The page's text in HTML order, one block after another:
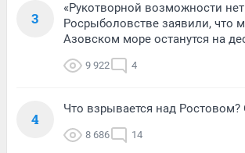
3
«Рукотворной возможности
Росрыболовстве заявили, что
Азовском море останутся на
9 922 4
4
Что взрывается над Ростовом?
8 686 14